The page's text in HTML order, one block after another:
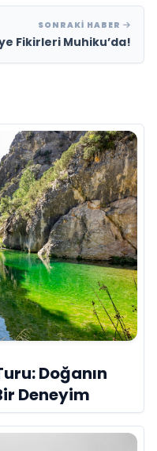
SONRAKI HABER
Fikirleri Muhiku’da!
Doğanın
Deneyim